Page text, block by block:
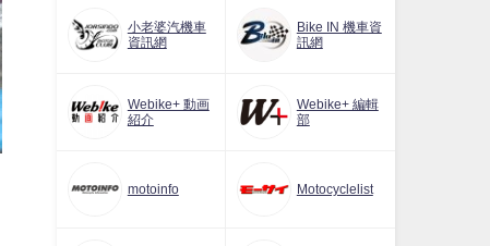
小老婆汽機車
資訊網
Bike IN 機車資
訊網
Webike+ 動画
紹介
Webike+ 編輯
部
motoinfo Motocyclelist